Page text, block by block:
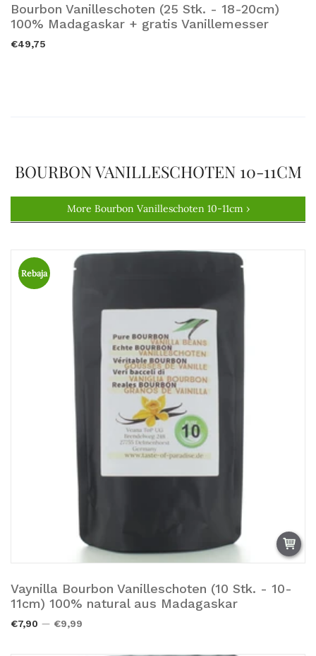
Bourbon Vanilleschoten (25 Stk. - 18-20cm)
100% Madagaskar + gratis Vanillemesser
Añadir a la cesta.
€49,75
BOURBON VANILLESCHOTEN 10-11CM
More Bourbon Vanilleschoten 10-11cm ›
Rebaja
Vaynilla Bourbon Vanilleschoten (10 Stk. - 10-
11cm) 100% natural aus Madagaskar
Añadir a la cesta.
€7,90 €9,99